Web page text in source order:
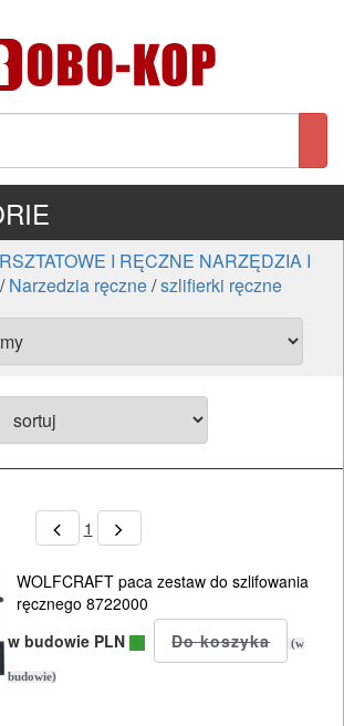
I RĘCZNE NARZĘDZIA I
/Narzedzia ręczne/szlifierki ręczne
1
WOLFCRAFT paca zestaw do szlifowania
ręcznego 8722000
w budowie PLN
(w
budowie)